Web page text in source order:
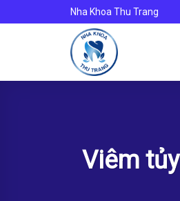
Nha Khoa Thu Trang
Viêm